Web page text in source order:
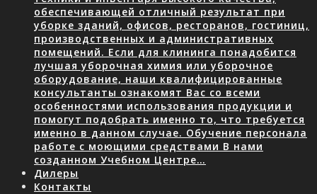
обеспечивающей отличный результат при
уборке зданий, офисов, ресторанов, гостиниц,
производственных и административных
помещений. Если для клининга понадобится
лучшая уборочная химия или уборочное
оборудование, наши квалифицированные
консультанты ознакомят Вас со всеми
особенностями использования продукции и
помогут подобрать именно то, что требуется
именно в данном случае. Обучение персонала
работе с моющими средствами В нами
созданном Учебном Центре…
Дилеры
Контакты